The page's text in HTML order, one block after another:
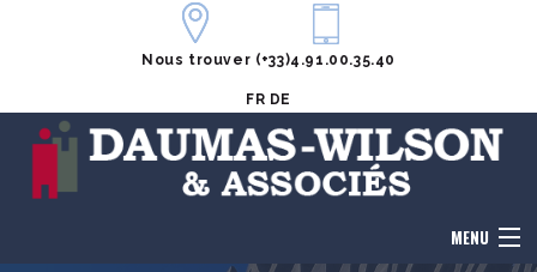
Nous trouver (+33)4.91.00.35.40
FR DE
MENU